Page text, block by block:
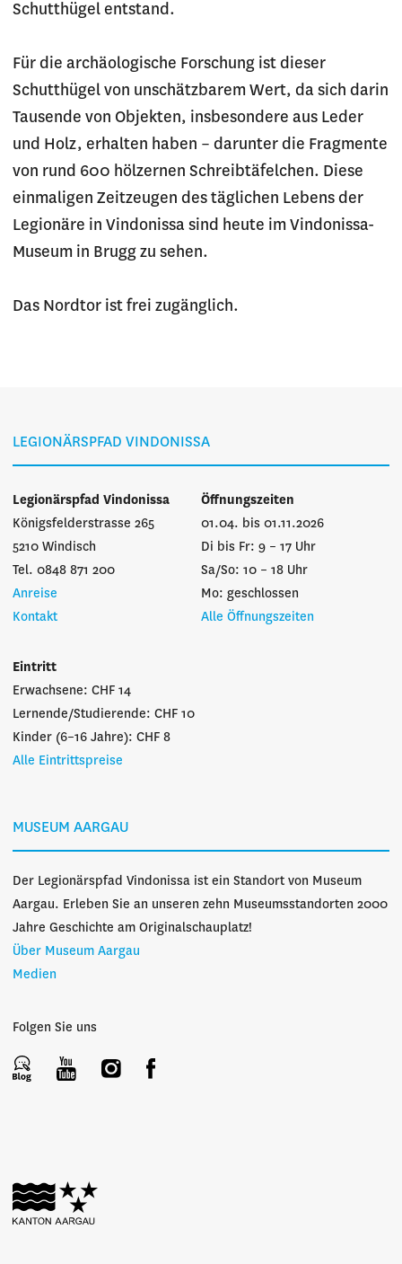
Schutthügel entstand.
Für die archäologische Forschung ist dieser
Schutthügel von unschätzbarem Wert, da sich darin
Tausende von Objekten, insbesondere aus Leder
und Holz, erhalten haben – darunter die Fragmente
von rund 600 hölzernen Schreibtäfelchen. Diese
einmaligen Zeitzeugen des täglichen Lebens der
Legionäre in Vindonissa sind heute im Vindonissa-
Museum in Brugg zu sehen.
Das Nordtor ist frei zugänglich.
LEGIONÄRSPFAD VINDONISSA
Legionärspfad Vindonissa
Königsfelderstrasse 265
5210 Windisch
Tel. 0848 871 200
Anreise
Kontakt
Öffnungszeiten
01.04. bis 01.11.2026
Di bis Fr: 9 – 17 Uhr
Sa/So: 10 – 18 Uhr
Mo: geschlossen
Alle Öffnungszeiten
Eintritt
Erwachsene: CHF 14
Lernende/Studierende: CHF 10
Kinder (6–16 Jahre): CHF 8
Alle Eintrittspreise
MUSEUM AARGAU
Der Legionärspfad Vindonissa ist ein Standort von Museum
Aargau. Erleben Sie an unseren zehn Museumsstandorten 2000
Jahre Geschichte am Originalschauplatz!
Über Museum Aargau
Medien
Folgen Sie uns